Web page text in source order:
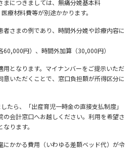
まにつきましては、無痛分娩基本料
療材料費等が別途かかります。
者さまの例であり、時間外分娩や診療内容に
円）、時間外加算（30,000円）
用となります。マイナンバーをご提示いただ
意いただくことで、窓口負担額が所得区分に
たら、「出産育児一時金の直接支払制度」
の会計窓口へお越しください。利用を希望さ
ります。
にかかる費用（いわゆる差額ベッド代）が令